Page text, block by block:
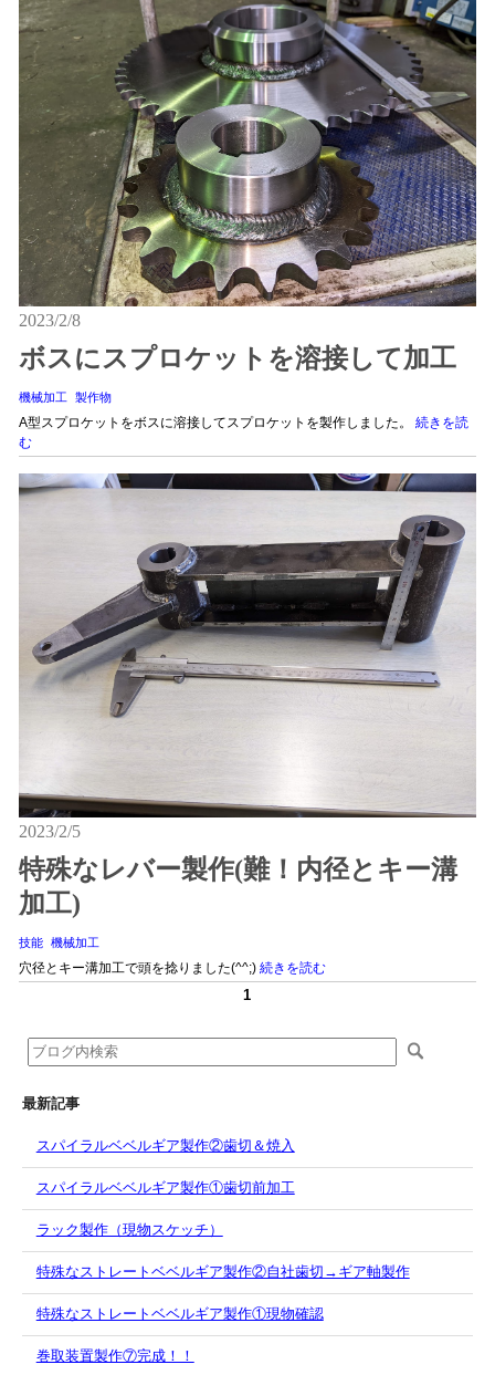
2023/2/8
ボスにスプロケットを溶接して加工
機械加工 製作物
A型スプロケットをボスに溶接してスプロケットを製作しました。 続きを読
む
2023/2/5
特殊なレバー製作(難！内径とキー溝
加工)
技能 機械加工
穴径とキー溝加工で頭を捻りました(^^;) 続きを読む
1
最新記事
スパイラルベベルギア製作②歯切＆焼入
スパイラルベベルギア製作①歯切前加工
ラック製作（現物スケッチ）
特殊なストレートベベルギア製作②自社歯切→ギア軸製作
特殊なストレートベベルギア製作①現物確認
巻取装置製作⑦完成！！